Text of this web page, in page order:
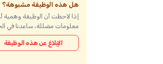
هل هذه الوظيفة مشبوهة؟
إذا لاحظت أن الوظيفة وهمية
معلومات مضللة، ساعدنا في
الإبلاغ عن هذه الوظيفة